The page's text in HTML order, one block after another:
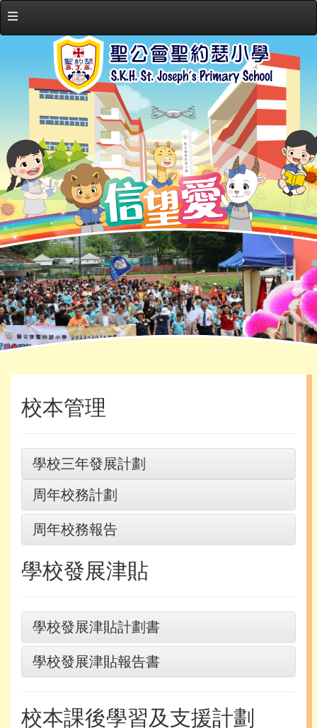
首頁
校本管理
學校三年發展計劃
周年校務計劃
周年校務報告
學校發展津貼
學校發展津貼計劃書
學校發展津貼報告書
校本課後學習及支援計劃